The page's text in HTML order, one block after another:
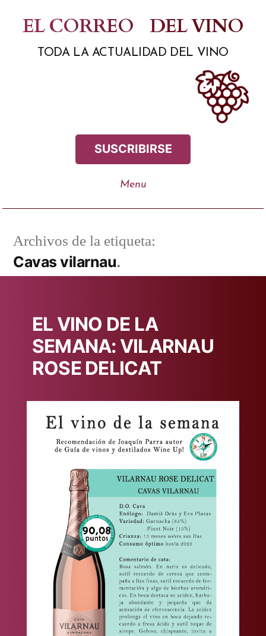
contenido
EL CORREO DEL VINO
TODA LA ACTUALIDAD DEL VINO
SUSCRIBIRSE
Archivos de la etiqueta:
Cavas vilarnau
EL VINO DE LA
SEMANA: VILARNAU
ROSE DELICAT